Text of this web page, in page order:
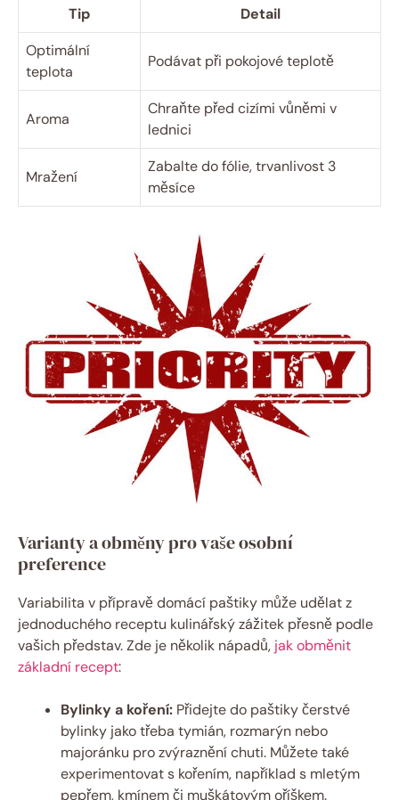
Tip
Detail
Optimální
teplota
Podávat při pokojové teplotě
Aroma
Chraňte před cizími vůněmi v
lednici
Mražení
Zabalte do fólie, trvanlivost 3
měsíce
Varianty a obměny pro vaše osobní
preference
Variabilita v přípravě domácí paštiky může udělat z
jednoduchého receptu kulinářský zážitek přesně podle
vašich představ. Zde je několik nápadů, jak obměnit
základní recept:
Bylinky a koření: Přidejte do paštiky čerstvé
bylinky jako třeba tymián, rozmarýn nebo
majoránku pro zvýraznění chuti. Můžete také
experimentovat s kořením, například s mletým
pepřem, kmínem či muškátovým oříškem.